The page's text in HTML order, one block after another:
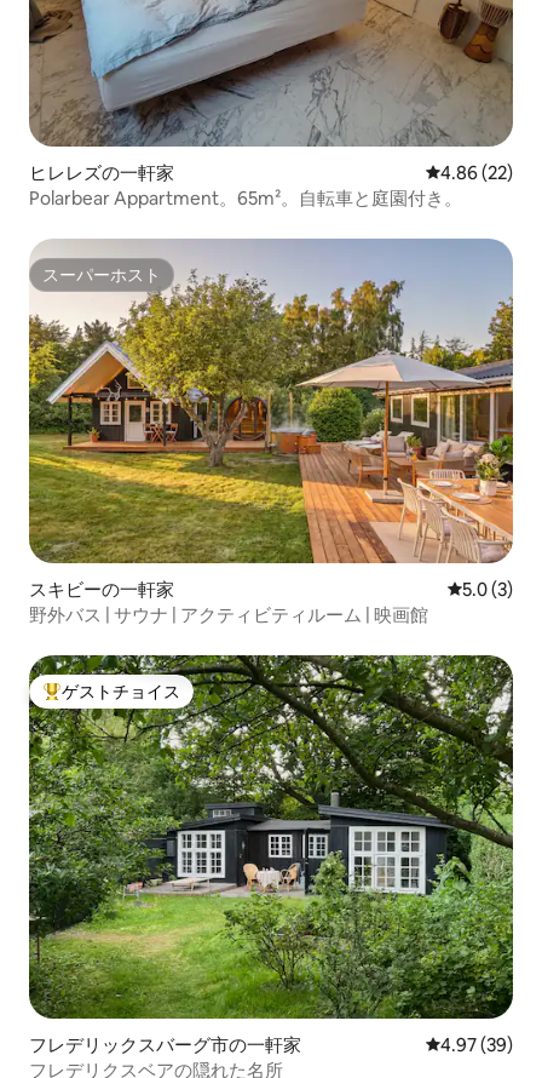
ヒレレズの一軒家 レビュー22
4.86 (22)
Polarbear Appartment。65m²。自転車と庭園付き。
スーパーホスト
スーパーホスト
スキビーの一軒家 レビュー3
5.0 (3)
野外バス | サウナ | アクティビティルーム | 映画館
大好評のゲストチョイスです。
ゲストチョイス
フレデリックスバーグ市の一軒家 レビュー39
4.97 (39)
フレデリクスベアの隠れた名所